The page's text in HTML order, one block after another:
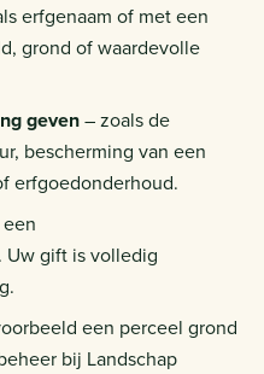
erfgenaam of met een
grond of waardevolle
geven– zoals de
bescherming van een
erfgoedonderhoud.
Uw gift is volledig
een perceel grond
bij Landschap